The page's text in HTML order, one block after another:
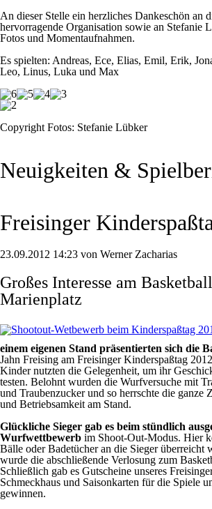
An dieser Stelle ein herzliches Dankeschön an
hervorragende Organisation sowie an Stefanie
Fotos und Momentaufnahmen.
Es spielten: Andreas, Ece, Elias, Emil, Erik,
Leo, Linus, Luka und Max
Copyright Fotos: Stefanie Lübker
Neuigkeiten &
Freisinger
23.09.2012 14:23 von Werner Zacharias
Großes Interesse am
Marienplatz
einem eigenen Stand präsentierten sich die
Jahn Freising am Freisinger Kinderspaßtag
Kinder nutzten die Gelegenheit, um ihr
testen. Belohnt wurden die Wurfversuche mit
und Traubenzucker und so herrschte die ganze
und Betriebsamkeit am Stand.
Glückliche Sieger gab es beim stündlich
Wurfwettbewerb im Shoot-Out-Modus. Hier
Bälle oder Badetücher an die Sieger überreicht
wurde die abschließende Verlosung zum
Schließlich gab es Gutscheine unseres
Schmeckhaus und Saisonkarten für die Spiele
gewinnen.